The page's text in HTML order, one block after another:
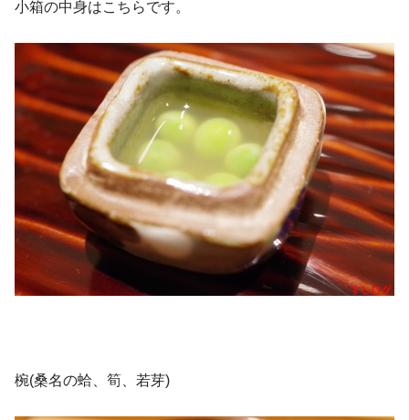
小箱の中身はこちらです。
椀(桑名の蛤、筍、若芽)